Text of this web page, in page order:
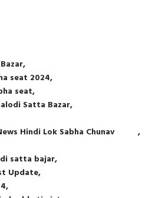
seat 2024
seat
Satta Bazar
Hindi Lok Sabha Chunav
satta bajar
Update